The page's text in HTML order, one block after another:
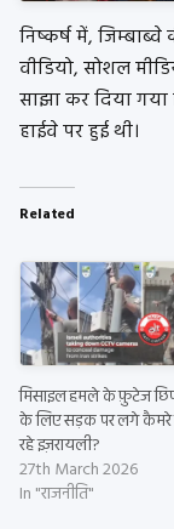
निष्कर्ष में,
वीडियो, सोशल
साझा कर दिया
हाईवे पर हुई थी।
Related
मिसाइल हमले के फ़ुटेज
के लिए सड़क पर लगे कैमरे
रहे इज़रायली?
27th March 2026
In "राजनीति"